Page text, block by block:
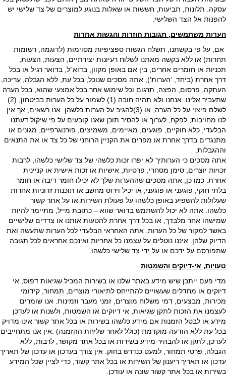
עסקה. תלונות, תביעות, חששות או שאלות בנוגע למוצרים של צד שלישי יש
להפנות אל הצד השלישי.
הערות משתמשים, תגובות חוזרות והגשות אחרות
אם, על פי בקשתנו, תשלח הגשות ספציפיות מסוימות (לדוגמה, רשומות
תחרות) או ללא בקשה מאתנו לשלוח רעיונות יצירתיים, הצעות, הצעות,
תכניות או חומרים אחרים, בין אם באופן מקוון, בדוא”ל, בדואר רגיל או בכל
דרך אחרת (ביחד, ‘הערות’), אתה מסכים שנוכל, בכל עת, ללא הגבלה, עריכה,
העתקה, פרסום, הפצה, תרגום וכל שימוש אחר בכל אמצעי שהוא, בכל הערה
שתעביר אלינו. אנחנו ולא תהיה חובה (1) לשמור על כל הערות בביטחון; (2)
לשלם פיצוי על כל הערה; או (3)להגיב על הערות כלשהן. אנו רשאים, אך אין
לנו מחויבות, לפקח, לערוך או להסיר תוכן שאנו קובעים על פי שיקול דעתנו
הבלעדי, כלא חוקיים, פוגעים, מאיימים, משמיצים, פורנוגרפיים, מגונים או
מתנגדים בדרך אחרת או מפרים את הקניין הרוחני של כל צד או את התנאים
וההגבלות.
אתה מסכים כי הערותיך לא יפרו זכות כלשהי של צד שלישי כלשהו, לרבות
זכויות יוצרים, סימן מסחרי, פרטיות, אישיות או זכות אישית או קניינית
אחרת. כמו כן, אתה מסכים שההערות שלך לא יכילו חומר דיבה או חומר
בלתי חוקי, פוגעני או פוגעני, או יכיל וירוס מחשב או תוכנות זדוניות אחרות
שעלולות להשפיע באופן כלשהו על פעולת השירות או על אתר קשור
כלשהו. אתה לא יכול להשתמש בדואר שווא – כתובת מייל, מתיימר להיות
שמישהו אחר מלבדך, או בכל דרך אחרת להטעות אותנו או צדדים שלישיים
באשר למקור של כל הערות. אתה האחראי הבלעדי לכל הערות שתעשה ואת
הדיוק שלהן. איננו נוטלים על עצמנו כל אחריות ואינכם אחראים לכל תגובה
שתפורסם על ידכם או על ידי צד שלישי כלשהו.
טעויות, אי-דיוקים והשמטות
מדי פעם ייתכן שיש מידע באתר שלנו או בשירות המכיל שגיאות דפוס, אי
דיוקים או מחדלים שעשויים להתייחס לתיאורי מוצרים, תמחור, קידומי
מכירות, מבצעים, דמי משלוח מוצרים, זמני מעבר וזמינות. אנו שומרים
לעצמנו את הזכות לתקן שגיאות, אי דיוקים או השמטות, ולשנות או לעדכן
מידע או לבטל הזמנות אם מידע כלשהו בשירות או בכל אתר קשור אינו מדויק
בכל עת ללא הודעה מוקדמת (כולל לאחר שליחת ההזמנה) .אין אנו מתחייבים
לעדכן, לתקן או להבהיר מידע בשירות או בכל אתר מקושר, לרבות, ללא
הגבלה, פרטי תמחור, למעט כנדרש בחוק. אין צורך בעדכון או עדכון של תאריך
עדכון או תאריך ריענון של השירות או בכל אתר קשור, כדי לציין שכל המידע
בשירות או בכל אתר קשור שונה או עודכן.